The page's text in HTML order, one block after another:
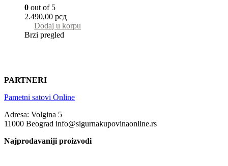
0 out of 5
2.490,00 рсд
Dodaj u korpu
Brzi pregled
PARTNERI
Pametni satovi Online
Adresa: Volgina 5
11000 Beograd info@sigurnakupovinaonline.rs
Najprodavaniji proizvodi